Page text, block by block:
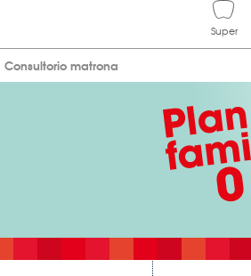
Consultorio matrona